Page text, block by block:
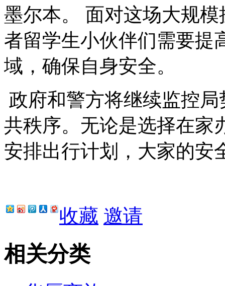
墨尔本。
面对这场大规
者留学生小伙伴们需要提
域，确保自身安全。
政府和警方将继续监控
共秩序。无论是选择在家
安排出行计划，大家的安
收藏 邀请
相关分类